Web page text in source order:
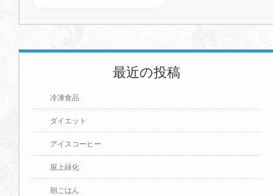
最近の投稿
冷凍食品
ダイエット
アイスコーヒー
屋上緑化
朝ごはん